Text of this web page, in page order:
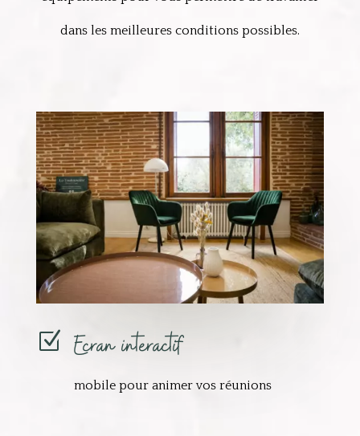
dans les meilleures conditions possibles.
Z Ecran interactif
mobile pour animer vos réunions